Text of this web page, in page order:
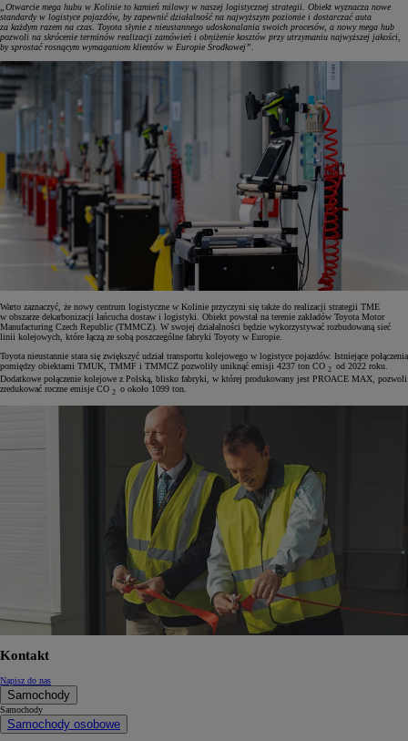
„Otwarcie mega hubu w Kolinie to kamień milowy w naszej logistycznej strategii. Obiekt wyznacza nowe
standardy w logistyce pojazdów, by zapewnić działalność na najwyższym poziomie i dostarczać auta
za każdym razem na czas. Toyota słynie z nieustannego udoskonalania swoich procesów, a nowy mega hub
pozwoli na skrócenie terminów realizacji zamówień i obniżenie kosztów przy utrzymaniu najwyższej jakości,
by sprostać rosnącym wymaganiom klientów w Europie Środkowej”.
Warto zaznaczyć, że nowy centrum logistyczne w Kolinie przyczyni się także do realizacji strategii TME
w obszarze dekarbonizacji łańcucha dostaw i logistyki. Obiekt powstał na terenie zakładów Toyota Motor
Manufacturing Czech Republic (TMMCZ). W swojej działalności będzie wykorzystywać rozbudowaną sieć
linii kolejowych, które łączą ze sobą poszczególne fabryki Toyoty w Europie.
Toyota nieustannie stara się zwiększyć udział transportu kolejowego w logistyce pojazdów. Istniejące połączenia
pomiędzy obiektami TMUK, TMMF i TMMCZ pozwoliły uniknąć emisji 4237 ton CO 2 od 2022 roku.
Dodatkowe połączenie kolejowe z Polską, blisko fabryki, w której produkowany jest PROACE MAX, pozwoli
zredukować roczne emisje CO 2 o około 1099 ton.
Kontakt
Napisz do nas
Samochody
Samochody
Samochody osobowe